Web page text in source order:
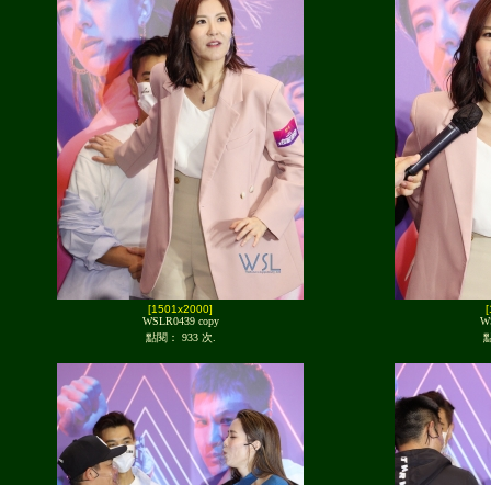
[1501x2000]
WSLR0439 copy
點閱： 933 次.